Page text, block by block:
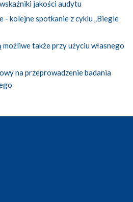
jakości audytu
- kolejne spotkanie z cyklu „Biegle
także przy użyciu własnego
na przeprowadzenie badania